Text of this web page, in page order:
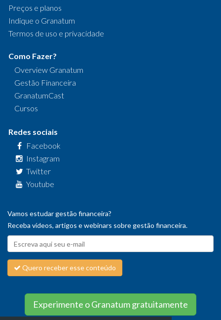
Preços e planos
Indique o Granatum
Termos de uso e privacidade
Como Fazer?
Overview Granatum
Gestão Financeira
GranatumCast
Cursos
Redes sociais
Facebook
Instagram
Twitter
Youtube
Vamos estudar gestão financeira?
Receba vídeos, artigos e webinars sobre gestão financeira.
Quero receber esse conteúdo
Experimente o Granatum gratuitamente